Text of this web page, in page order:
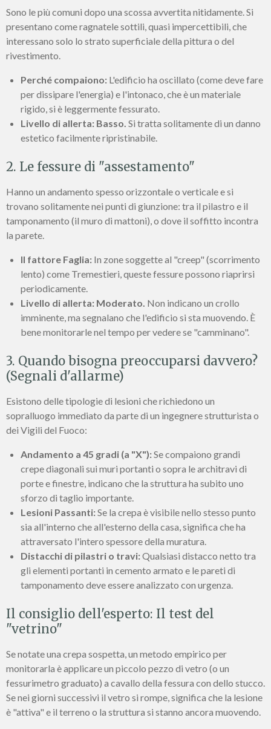
Sono le più comuni dopo una scossa avvertita nitidamente. Si
presentano come ragnatele sottili, quasi impercettibili, che
interessano solo lo strato superficiale della pittura o del
rivestimento.
Perché compaiono: L'edificio ha oscillato (come deve fare
per dissipare l'energia) e l'intonaco, che è un materiale
rigido, si è leggermente fessurato.
Livello di allerta: Basso. Si tratta solitamente di un danno
estetico facilmente ripristinabile.
2. Le fessure di "assestamento"
Hanno un andamento spesso orizzontale o verticale e si
trovano solitamente nei punti di giunzione: tra il pilastro e il
tamponamento (il muro di mattoni), o dove il soffitto incontra
la parete.
Il fattore Faglia: In zone soggette al "creep" (scorrimento
lento) come Tremestieri, queste fessure possono riaprirsi
periodicamente.
Livello di allerta: Moderato. Non indicano un crollo
imminente, ma segnalano che l'edificio si sta muovendo. È
bene monitorarle nel tempo per vedere se "camminano".
3. Quando bisogna preoccuparsi davvero?
(Segnali d'allarme)
Esistono delle tipologie di lesioni che richiedono un
sopralluogo immediato da parte di un ingegnere strutturista o
dei Vigili del Fuoco:
Andamento a 45 gradi (a "X"):Se compaiono grandi
crepe diagonali sui muri portanti o sopra le architravi di
porte e finestre, indicano che la struttura ha subito uno
sforzo di taglio importante.
Lesioni Passanti:Se la crepa è visibile nello stesso punto
sia all'interno che all'esterno della casa, significa che ha
attraversato l'intero spessore della muratura.
Distacchi di pilastri o travi:Qualsiasi distacco netto tra
gli elementi portanti in cemento armato e le pareti di
tamponamento deve essere analizzato con urgenza.
Il consiglio dell'esperto: Il test del
"vetrino"
Se notate una crepa sospetta, un metodo empirico per
monitorarla è applicare un piccolo pezzo di vetro (o un
fessurimetro graduato) a cavallo della fessura con dello stucco.
Se nei giorni successivi il vetro si rompe, significa che la lesione
è "attiva" e il terreno o la struttura si stanno ancora muovendo.